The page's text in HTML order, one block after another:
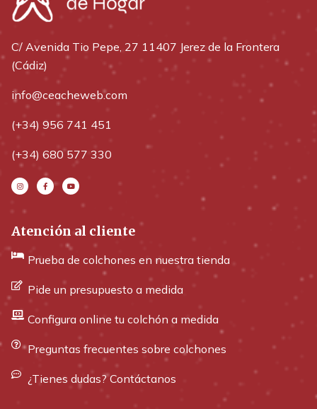
C/ Avenida Tio Pepe, 27 11407 Jerez de la Frontera
(Cádiz)
info@ceacheweb.com
(+34) 956 741 451
(+34) 680 577 330
Atención al cliente
Prueba de colchones en nuestra tienda
Pide un presupuesto a medida
Configura online tu colchón a medida
Preguntas frecuentes sobre colchones
¿Tienes dudas? Contáctanos